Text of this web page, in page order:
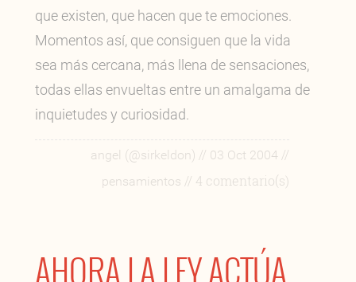
que existen, que hacen que te emociones.
Momentos así, que consiguen que la vida
sea más cercana, más llena de sensaciones,
todas ellas envueltas entre un amalgama de
inquietudes y curiosidad.
angel (@sirkeldon) // 03 Oct 2004 //
pensamientos // 4 comentario(s)
AHORA LA LEY ACTÚA